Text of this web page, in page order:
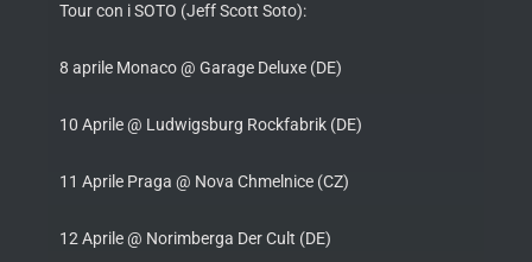
Tour con i SOTO (Jeff Scott Soto):
8 aprile Monaco @ Garage Deluxe (DE)
10 Aprile @ Ludwigsburg Rockfabrik (DE)
11 Aprile Praga @ Nova Chmelnice (CZ)
12 Aprile @ Norimberga Der Cult (DE)